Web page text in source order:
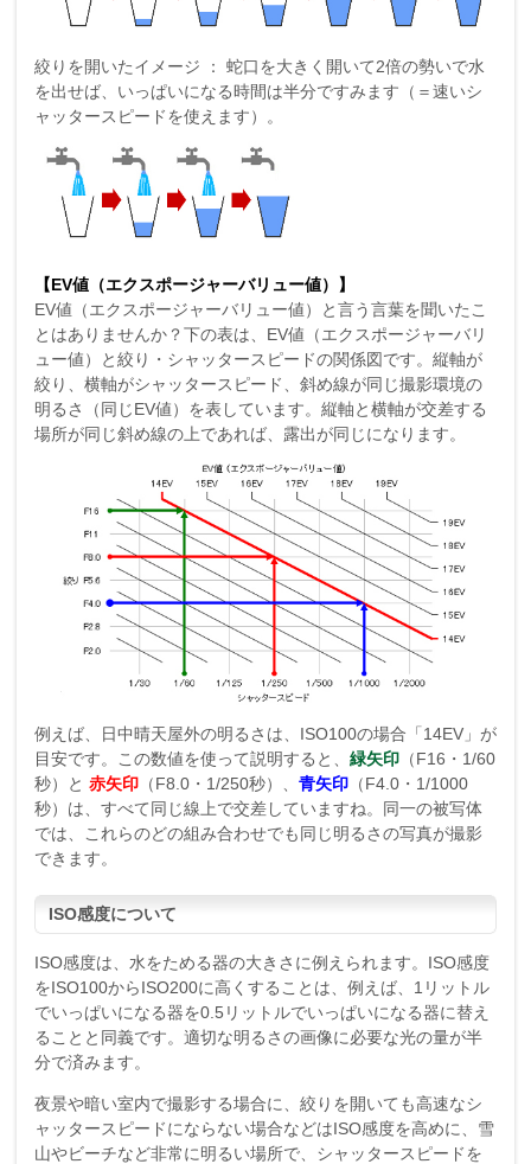
絞りを開いたイメージ ： 蛇口を大きく開いて2倍の勢いで水
を出せば、いっぱいになる時間は半分ですみます（＝速いシ
ャッタースピードを使えます）。
【EV値（エクスポージャーバリュー値）】
EV値（エクスポージャーバリュー値）と言う言葉を聞いたこ
とはありませんか？下の表は、EV値（エクスポージャーバリ
ュー値）と絞り・シャッタースピードの関係図です。縦軸が
絞り、横軸がシャッタースピード、斜め線が同じ撮影環境の
明るさ（同じEV値）を表しています。縦軸と横軸が交差する
場所が同じ斜め線の上であれば、露出が同じになります。
例えば、日中晴天屋外の明るさは、ISO100の場合「14EV」が
目安です。この数値を使って説明すると、 緑矢印 （F16・1/60
秒）と 赤矢印 （F8.0・1/250秒）、 青矢印 （F4.0・1/1000
秒）は、すべて同じ線上で交差していますね。同一の被写体
では、これらのどの組み合わせでも同じ明るさの写真が撮影
できます。
ISO感度について
ISO感度は、水をためる器の大きさに例えられます。ISO感度
をISO100からISO200に高くすることは、例えば、1リットル
でいっぱいになる器を0.5リットルでいっぱいになる器に替え
ることと同義です。適切な明るさの画像に必要な光の量が半
分で済みます。
夜景や暗い室内で撮影する場合に、絞りを開いても高速なシ
ャッタースピードにならない場合などはISO感度を高めに、雪
山やビーチなど非常に明るい場所で、シャッタースピードを